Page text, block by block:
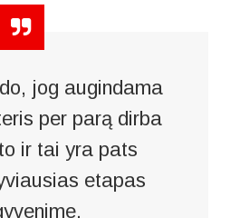
jog augindama
per parą dirba
ir tai yra pats
etapas